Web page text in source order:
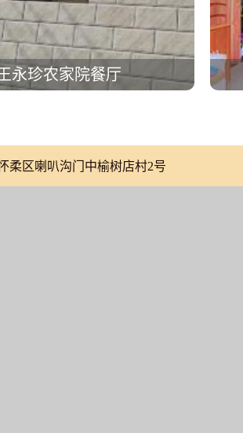
永珍农家院餐厅
柔区喇叭沟门中榆树店村2号